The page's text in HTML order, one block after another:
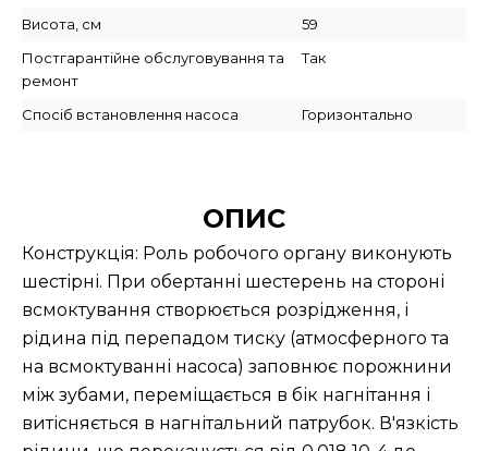
Висота, см
59
Постгарантійне обслуговування та
ремонт
Так
Спосіб встановлення насоса Горизонтально
ОПИС
Конструкція: Роль робочого органу виконують
шестірні. При обертанні шестерень на стороні
всмоктування створюється розрідження, і
рідина під перепадом тиску (атмосферного та
на всмоктуванні насоса) заповнює порожнини
між зубами, переміщається в бік нагнітання і
витісняється в нагнітальний патрубок. В'язкість